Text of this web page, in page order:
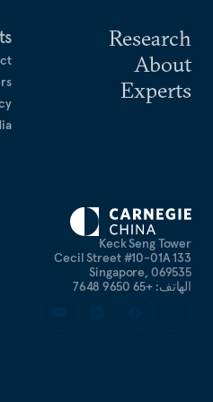
Keck Seng Tower
133 Cecil Street #10-01A
Singapore, 069535
الهاتف: +65 9650 7648
Research
About
Experts